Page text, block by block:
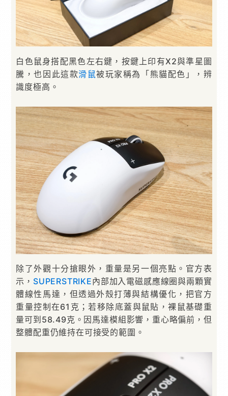
白色鼠身搭配黑色左右鍵，按鍵上印有X2與準星圖
騰，也因此這款滑鼠被玩家稱為「熊貓配色」，辨
識度極高。
除了外觀十分搶眼外，重量是另一個亮點。官方表
示， SUPERSTRIKE內部加入電磁感應線圈與兩顆實
體線性馬達，但透過外殼打薄與結構優化，把官方
重量控制在61克；若移除底蓋與鼠貼，裸鼠基礎重
量可到58.49克。因馬達模組影響，重心略偏前，但
整體配重仍維持在可接受的範圍。